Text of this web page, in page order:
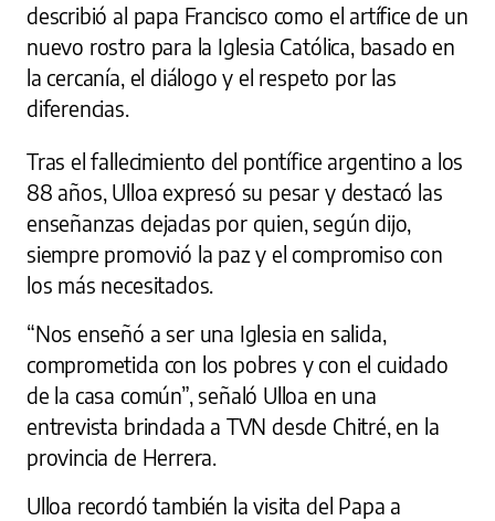
describió al papa Francisco como el artífice de un
nuevo rostro para la Iglesia Católica, basado en
la cercanía, el diálogo y el respeto por las
diferencias.
Tras el fallecimiento del pontífice argentino a los
88 años, Ulloa expresó su pesar y destacó las
enseñanzas dejadas por quien, según dijo,
siempre promovió la paz y el compromiso con
los más necesitados.
“Nos enseñó a ser una Iglesia en salida,
comprometida con los pobres y con el cuidado
de la casa común”, señaló Ulloa en una
entrevista brindada a TVN desde Chitré, en la
provincia de Herrera.
Ulloa recordó también la visita del Papa a